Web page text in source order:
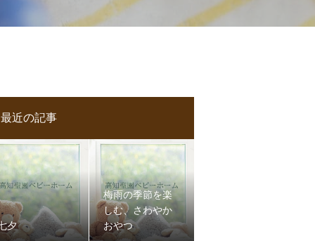
最近の記事
夕
梅雨の季節を楽
しむ、さわやか
おやつ